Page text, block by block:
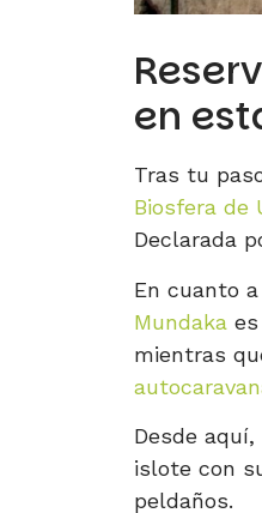
en
Tras tu
Biosfera de
Declarada
En cuanto
Mundaka
mientras
Desde
islote con
peldaños.